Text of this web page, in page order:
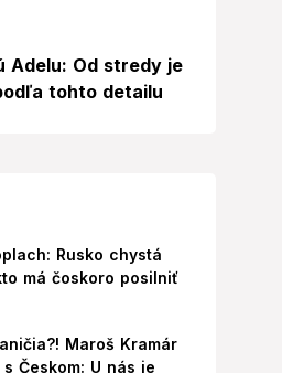
Adelu: Od stredy je
tohto detailu
Rusko chystá
má čoskoro posilniť
Maroš Kramár
Českom: U nás je